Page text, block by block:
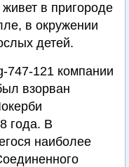
в пригороде
в окружении
детей.
747-121 компании
взорван
года. В
наиболее